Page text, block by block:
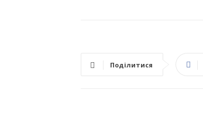
Поділитися